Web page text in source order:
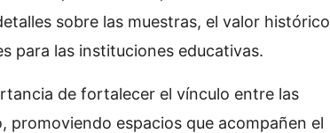
sobre las muestras, el valor histórico
para las instituciones educativas.
de fortalecer el vínculo entre las
promoviendo espacios que acompañen el